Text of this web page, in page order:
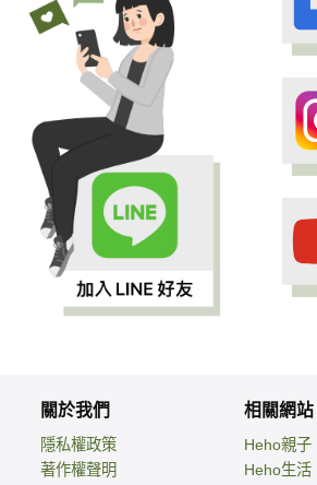
關於我們
隱私權政策
著作權聲明
相關網站
Heho親子
Heho生活